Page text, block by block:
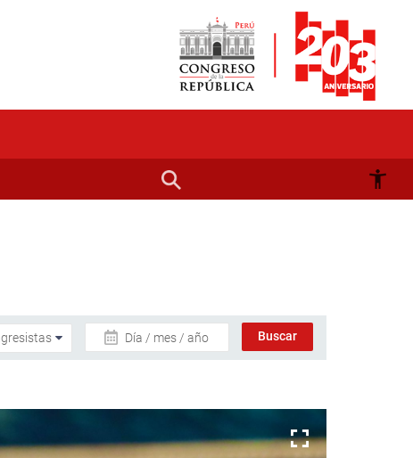
Día / mes / año